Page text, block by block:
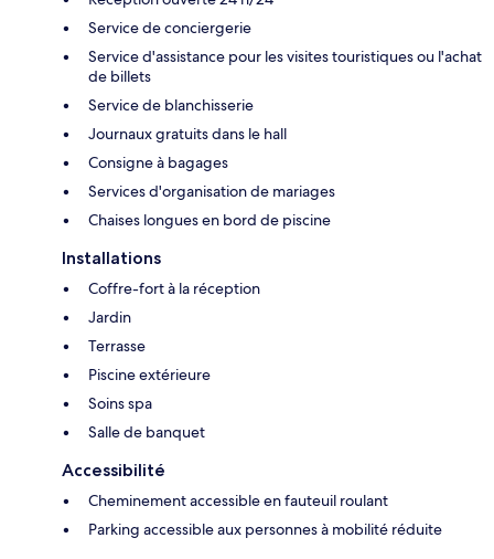
Service de conciergerie
Service d'assistance pour les visites touristiques ou l'achat
de billets
Service de blanchisserie
Journaux gratuits dans le hall
Consigne à bagages
Services d'organisation de mariages
Chaises longues en bord de piscine
Installations
Coffre-fort à la réception
Jardin
Terrasse
Piscine extérieure
Soins spa
Salle de banquet
Accessibilité
Cheminement accessible en fauteuil roulant
Parking accessible aux personnes à mobilité réduite